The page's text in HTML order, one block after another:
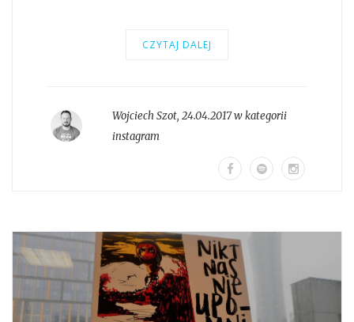
CZYTAJ DALEJ
Wojciech Szot, 24.04.2017 w kategorii
instagram